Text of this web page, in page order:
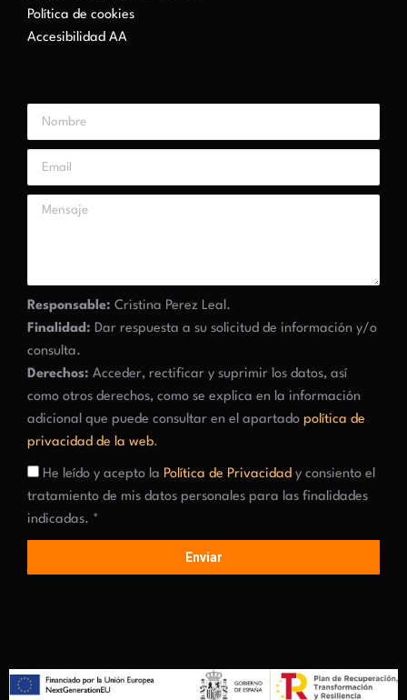
Política de cookies
Accesibilidad AA
Responsable: Cristina Perez Leal.
Finalidad: Dar respuesta a su solicitud de información y/o
consulta.
Derechos: Acceder, rectificar y suprimir los datos, así
como otros derechos, como se explica en la información
adicional que puede consultar en el apartado política de
privacidad de la web.
He leído y acepto la Política de Privacidad y consiento el
tratamiento de mis datos personales para las finalidades
indicadas. *
Enviar